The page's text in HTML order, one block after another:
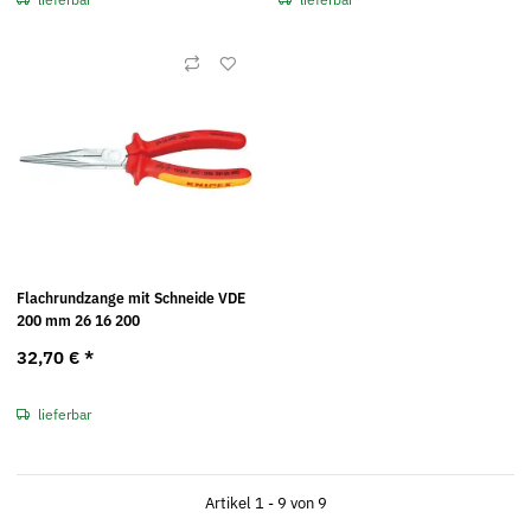
Flachrundzange mit Schneide VDE
200 mm 26 16 200
32,70 € *
lieferbar
Artikel 1 - 9 von 9